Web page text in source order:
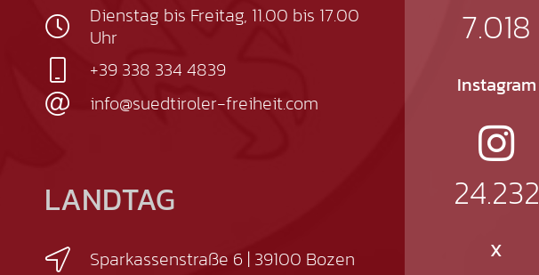
Dienstag bis Freitag, 11.00 bis 17.00
Uhr
+39 338 334 4839
info@suedtiroler-freiheit.com
LANDTAG
Sparkassenstraße 6 | 39100 Bozen
7.018
Instagram
24.232
X